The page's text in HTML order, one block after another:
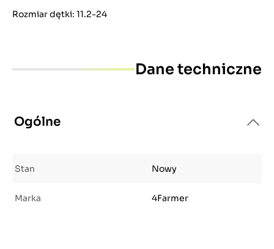
Rozmiar dętki: 11.2-24
Dane techniczne
Ogólne
Stan Nowy
Marka 4Farmer